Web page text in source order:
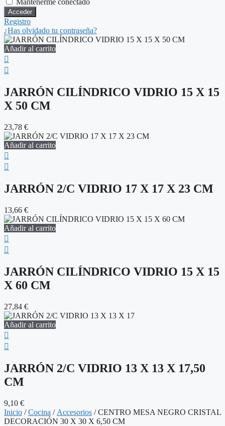
Mantenerme conectado
Registro
¿Has olvidado tu contraseña?
Añadir al carrito
JARRÓN CILÍNDRICO VIDRIO 15 X 15
X 50 CM
23,78 €
Añadir al carrito
JARRÓN 2/C VIDRIO 17 X 17 X 23 CM
13,66 €
Añadir al carrito
JARRÓN CILÍNDRICO VIDRIO 15 X 15
X 60 CM
27,84 €
Añadir al carrito
JARRÓN 2/C VIDRIO 13 X 13 X 17,50
CM
9,10 €
Inicio /Cocina / Accesorios / CENTRO MESA NEGRO CRISTAL
DECORACIÓN 30 X 30 X 6,50 CM